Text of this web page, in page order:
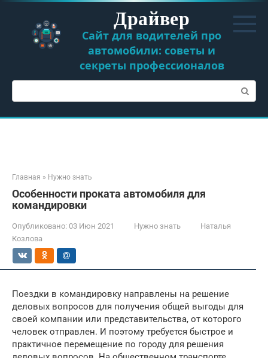
Перейти
контенту
Драйвер
Сайт для водителей про
автомобили: советы и
секреты профессионалов
Поиск:
Главная » Нужно знать
Особенности проката автомобиля для
командировки
Опубликовано: 03 Июн 2021 Нужно знать
Наталья
Козлова
Поездки в командировку направлены на решение
деловых вопросов для получения общей выгоды для
своей компании или представительства, от которого
человек отправлен. И поэтому требуется быстрое и
практичное перемещение по городу для решения